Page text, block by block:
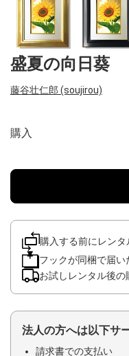
盛夏の向日葵
藤谷壮仁郎 (soujirou)
購入
購入する前にレン
フックが同梱で届い
お試しレンタル後
法人の方へは以下サ
請求書での支払い